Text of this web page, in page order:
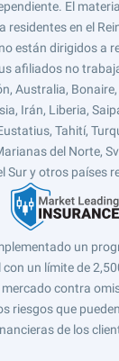
El
residentes en el
están dirigidos a
afiliados no
Australia,
Irán, Liberia,
Tahití,
del Norte,
Sur y otros países
un
un límite de
contra
riesgos que
de los